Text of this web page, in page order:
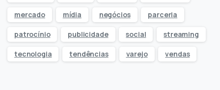
mercado mídia negócios parceria
patrocínio publicidade social streaming
tecnologia tendências varejo vendas